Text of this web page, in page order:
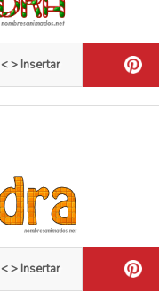
< > Insertar
< > Insertar